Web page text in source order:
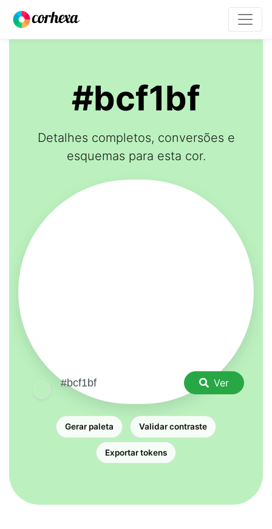
#bcf1bf
Detalhes completos, conversões e
esquemas para esta cor.
Ver
Gerar paleta Validar contraste
Exportar tokens